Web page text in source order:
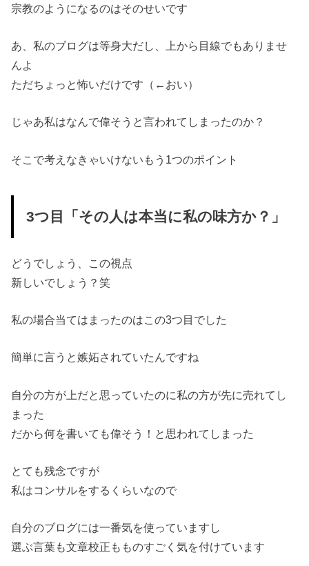
宗教のようになるのはそのせいです
あ、私のブログは等身大だし、上から目線でもありませ
んよ
ただちょっと怖いだけです（←おい）
じゃあ私はなんで偉そうと言われてしまったのか？
そこで考えなきゃいけないもう1つのポイント
3つ目「その人は本当に私の味方か？」
どうでしょう、この視点
新しいでしょう？笑
私の場合当てはまったのはこの3つ目でした
簡単に言うと嫉妬されていたんですね
自分の方が上だと思っていたのに私の方が先に売れてし
まった
だから何を書いても偉そう！と思われてしまった
とても残念ですが
私はコンサルをするくらいなので
自分のブログには一番気を使っていますし
選ぶ言葉も文章校正もものすごく気を付けています